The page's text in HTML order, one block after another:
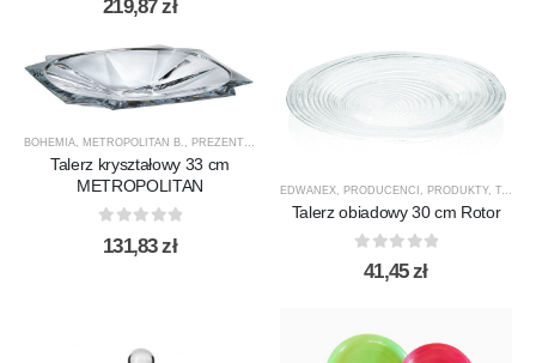
219,87zł
BOHEMIA, METROPOLITAN B. , PREZENTY , ,
Talerz kryształowy 33 cm
METROPOLITAN
out of 5
131,83zł
EDWANEX PRODUCENCI PRODUKTY, TALERZE
Talerz obiadowy 30 cm Rotor
out of 5
41,45zł